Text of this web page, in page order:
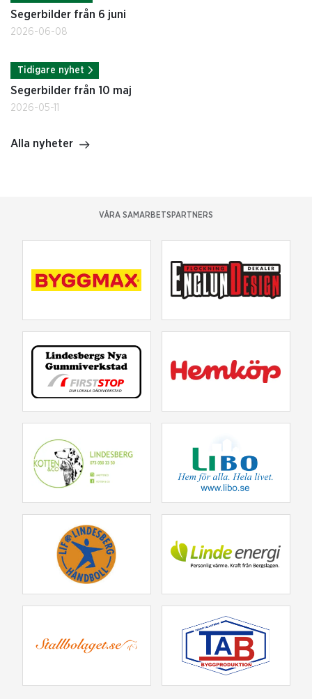
Segerbilder från 6 juni
2026-06-08
Tidigare nyhet
Segerbilder från 10 maj
2026-05-11
Alla nyheter
VÅRA SAMARBETSPARTNERS